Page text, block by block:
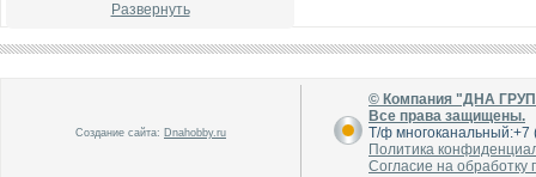
Развернуть
Создание сайта: Dnahobby.ru
© Компания "ДНА
Все права защищены.
Т/ф
Политика
Согласие на